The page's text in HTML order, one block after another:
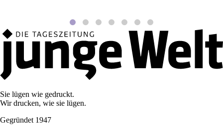
Sie lügen wie gedruckt.
Wir drucken, wie sie lügen.
Gegründet 1947